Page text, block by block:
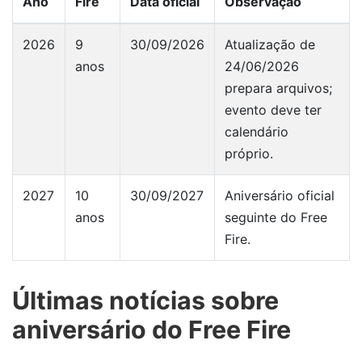
2026
9
anos
30/09/2026
Atualização de
24/06/2026
prepara arquivos;
evento deve ter
calendário
próprio.
2027
10
anos
30/09/2027
Aniversário oficial
seguinte do Free
Fire.
Últimas notícias sobre
aniversário do Free Fire